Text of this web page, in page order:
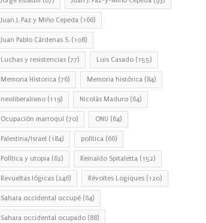
Juan J. Paz y Miño Cepeda (166)
Juan Pablo Cárdenas S. (108)
Luchas y resistencias (77) Luis Casado (155)
Memoria Historica (76) Memoria histórica (84)
neoliberalismo (119) Nicolás Maduro (64)
Ocupación marroquí (70) ONU (64)
Palestina/Israel (184) política (66)
Política y utopia (62) Reinaldo Spitaletta (152)
Revueltas lógicas (246) Révoltes Logiques (120)
Sahara occidental occupé (64)
Sahara occidental ocupado (88)